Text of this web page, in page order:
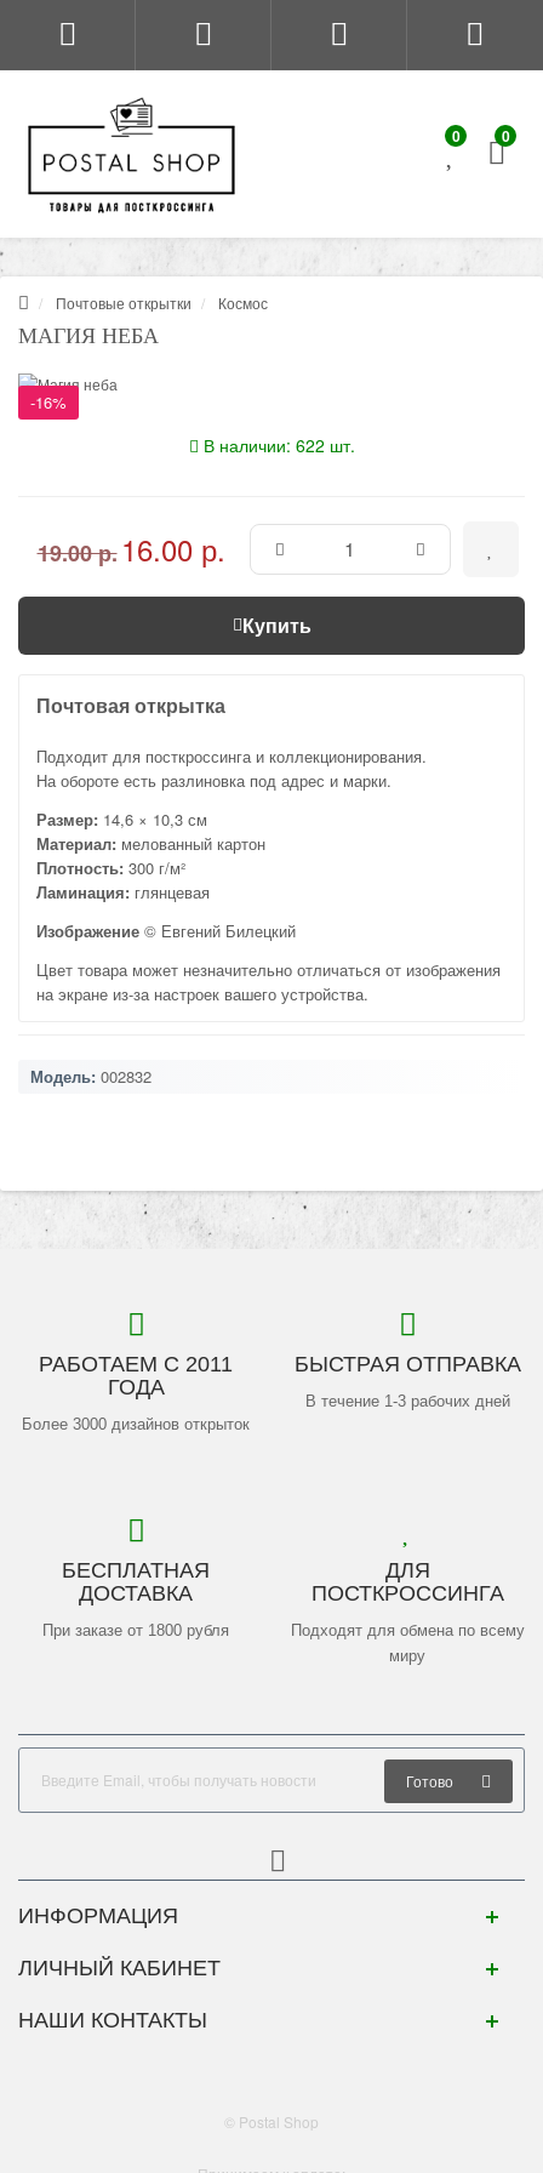
0 0
Почтовые открытки Космос
МАГИЯ НЕБА
-16%
В наличии: 622 шт.
19.00 р. 16.00 р.
Купить
Почтовая открытка
Подходит для посткроссинга и коллекционирования.
На обороте есть разлиновка под адрес и марки.
Размер: 14,6 × 10,3 см
Материал: мелованный картон
Плотность: 300 г/м²
Ламинация: глянцевая
Изображение © Евгений Билецкий
Цвет товара может незначительно отличаться от изображения
на экране из-за настроек вашего устройства.
Модель: 002832
РАБОТАЕМ С 2011
ГОДА
Более 3000 дизайнов открыток
БЫСТРАЯ ОТПРАВКА
В течение 1-3 рабочих дней
БЕСПЛАТНАЯ
ДОСТАВКА
При заказе от 1800 рубля
ДЛЯ
ПОСТКРОССИНГА
Подходят для обмена по всему
миру
Готово
ИНФОРМАЦИЯ
ЛИЧНЫЙ КАБИНЕТ
НАШИ КОНТАКТЫ
© Postal Shop